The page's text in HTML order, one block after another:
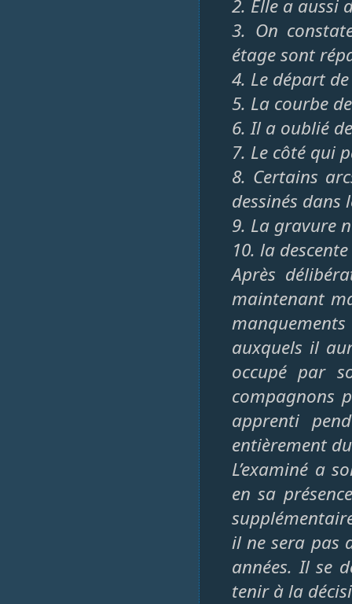
2. Elle a aussi
3. On
étage sont
4. Le départ
5. La courbe
6. Il a oublié
7. Le côté qui
8. Certains
dessinés dans
9. La gravure
10. la
Après
maintenant
auxquels il
occupé par
compagnons
apprenti
entièrement
L’examiné a
en sa
il ne sera pas
années. Il se
tenir à la